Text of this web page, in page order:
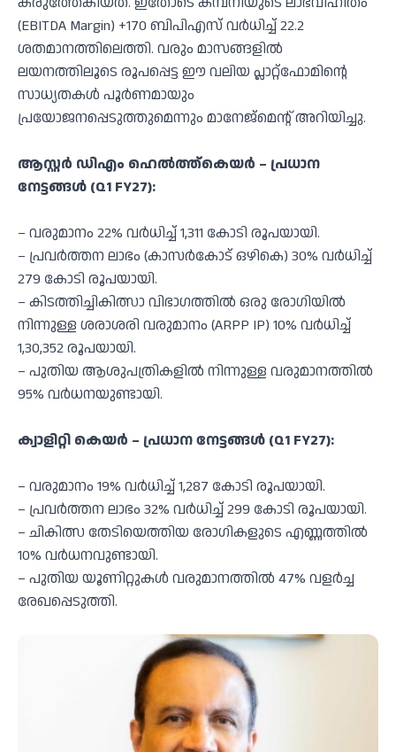
(EBITDA Margin) +170 ബിപിഎസ് വർധിച്ച് 22.2
ശതമാനത്തിലെത്തി. വരും മാസങ്ങളിൽ
ലയനത്തിലൂടെ രൂപപ്പെട്ട ഈ വലിയ പ്ലാറ്റ്‌ഫോമിന്റെ
സാധ്യതകൾ പൂർണമായും
പ്രയോജനപ്പെടുത്തുമെന്നും മാനേജ്‌മെന്റ് അറിയിച്ചു.
ആസ്റ്റർ ഡിഎം ഹെൽത്ത്‌കെയർ – പ്രധാന
നേട്ടങ്ങൾ (Q1 FY27):
– വരുമാനം 22% വർധിച്ച് 1,311 കോടി രൂപയായി.
– പ്രവർത്തന ലാഭം (കാസർകോട് ഒഴികെ) 30% വർധിച്ച്
279 കോടി രൂപയായി.
– കിടത്തിച്ചികിത്സാ വിഭാഗത്തിൽ ഒരു രോഗിയിൽ
നിന്നുള്ള ശരാശരി വരുമാനം (ARPP IP) 10% വർധിച്ച്
1,30,352 രൂപയായി.
– പുതിയ ആശുപത്രികളിൽ നിന്നുള്ള വരുമാനത്തിൽ
95% വർധനയുണ്ടായി.
ക്വാളിറ്റി കെയർ – പ്രധാന നേട്ടങ്ങൾ (Q1 FY27):
– വരുമാനം 19% വർധിച്ച് 1,287 കോടി രൂപയായി.
– പ്രവർത്തന ലാഭം 32% വർധിച്ച് 299 കോടി രൂപയായി.
– ചികിത്സ തേടിയെത്തിയ രോഗികളുടെ എണ്ണത്തിൽ
10% വർധനവുണ്ടായി.
– പുതിയ യൂണിറ്റുകൾ വരുമാനത്തിൽ 47% വളർച്ച
രേഖപ്പെടുത്തി.